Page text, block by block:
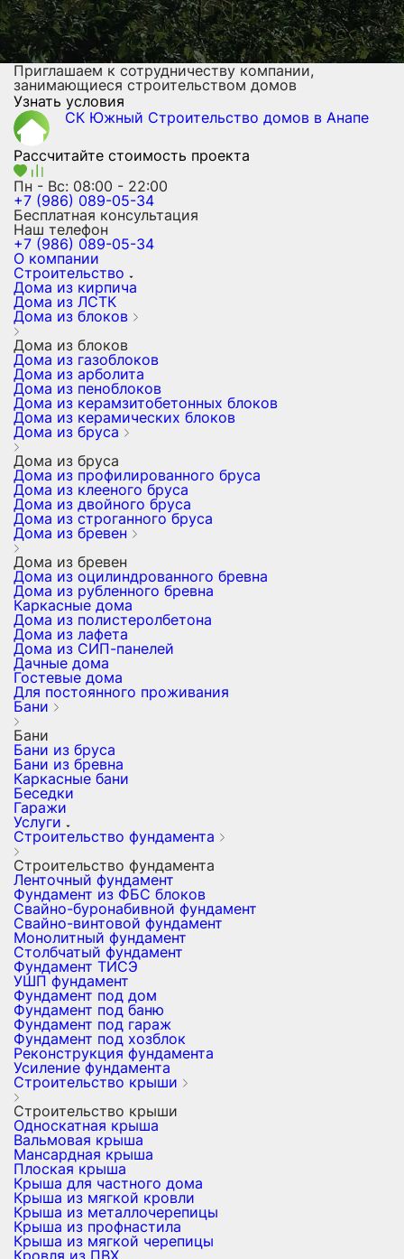
Приглашаем к сотрудничеству компании,
занимающиеся строительством домов
Узнать условия
СК Южный Строительство домов в Анапе
Рассчитайте стоимость проекта
Пн - Вс: 08:00 - 22:00
+7 (986) 089-05-34
Бесплатная консультация
Наш телефон
+7 (986) 089-05-34
О компании
Строительство
Дома из кирпича
Дома из ЛСТК
Дома из блоков
Дома из блоков
Дома из газоблоков
Дома из арболита
Дома из пеноблоков
Дома из керамзитобетонных блоков
Дома из керамических блоков
Дома из бруса
Дома из бруса
Дома из профилированного бруса
Дома из клееного бруса
Дома из двойного бруса
Дома из строганного бруса
Дома из бревен
Дома из бревен
Дома из оцилиндрованного бревна
Дома из рубленного бревна
Каркасные дома
Дома из полистеролбетона
Дома из лафета
Дома из СИП-панелей
Дачные дома
Гостевые дома
Для постоянного проживания
Бани
Бани
Бани из бруса
Бани из бревна
Каркасные бани
Беседки
Гаражи
Услуги
Строительство фундамента
Строительство фундамента
Ленточный фундамент
Фундамент из ФБС блоков
Свайно-буронабивной фундамент
Свайно-винтовой фундамент
Монолитный фундамент
Столбчатый фундамент
Фундамент ТИСЭ
УШП фундамент
Фундамент под дом
Фундамент под баню
Фундамент под гараж
Фундамент под хозблок
Реконструкция фундамента
Усиление фундамента
Строительство крыши
Строительство крыши
Односкатная крыша
Вальмовая крыша
Мансардная крыша
Плоская крыша
Крыша для частного дома
Крыша из мягкой кровли
Крыша из металлочерепицы
Крыша из профнастила
Крыша из мягкой черепицы
Кровля из ПВХ